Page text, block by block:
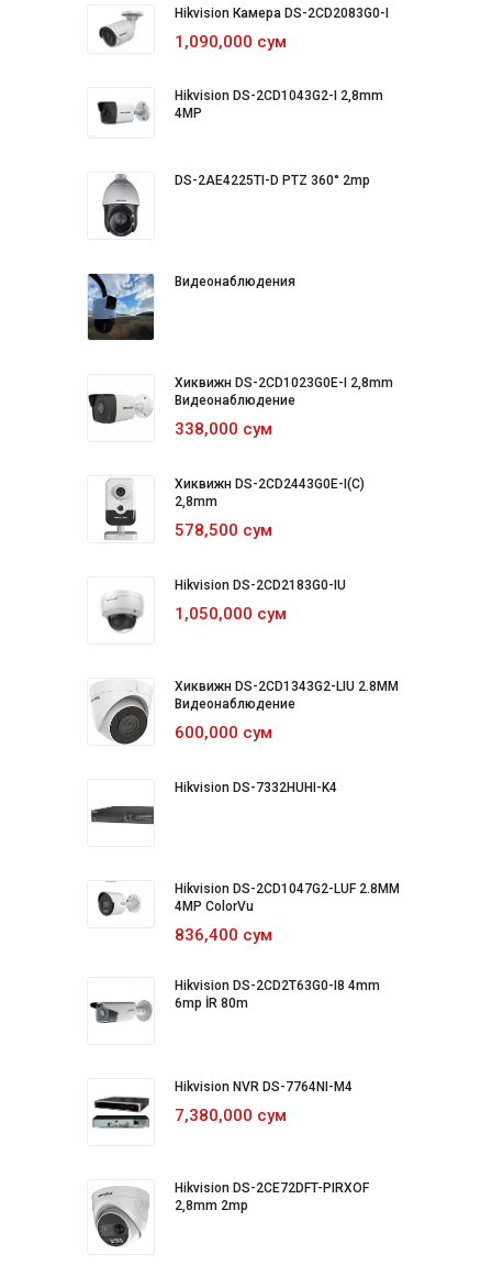
Hikvision Камера DS-2CD2083G0-I
1,090,000 сум
Hikvision DS-2CD1043G2-I 2,8mm
4MP
DS-2AE4225TI-D PTZ 360° 2mp
Видеонаблюдения
Хиквижн DS-2CD1023G0E-I 2,8mm
Видеонаблюдение
338,000 сум
Хиквижн DS-2CD2443G0E-I(C)
2,8mm
578,500 сум
Hikvision DS-2CD2183G0-IU
1,050,000 сум
Хиквижн DS-2CD1343G2-LIU 2.8MM
Видеонаблюдение
600,000 сум
Hikvision DS-7332HUHI-K4
Hikvision DS-2CD1047G2-LUF 2.8MM
4MP ColorVu
836,400 сум
Hikvision DS-2CD2T63G0-I8 4mm
6mp İR 80m
Hikvision NVR DS-7764NI-M4
7,380,000 сум
Hikvision DS-2CE72DFT-PIRXOF
2,8mm 2mp